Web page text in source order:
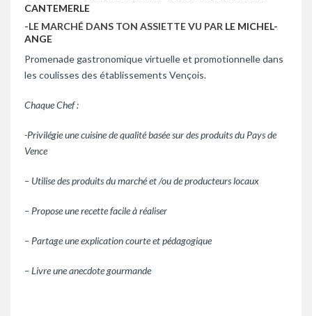
CANTEMERLE
-LE MARCHÉ DANS TON ASSIETTE VU PAR LE MICHEL-
ANGE
Promenade gastronomique virtuelle et promotionnelle dans
les coulisses des établissements Vençois.
Chaque Chef :
-Privilégie une cuisine de qualité basée sur des produits du Pays de
Vence
– Utilise des produits du marché et /ou de producteurs locaux
– Propose une recette facile à réaliser
– Partage une explication courte et pédagogique
– Livre une anecdote gourmande